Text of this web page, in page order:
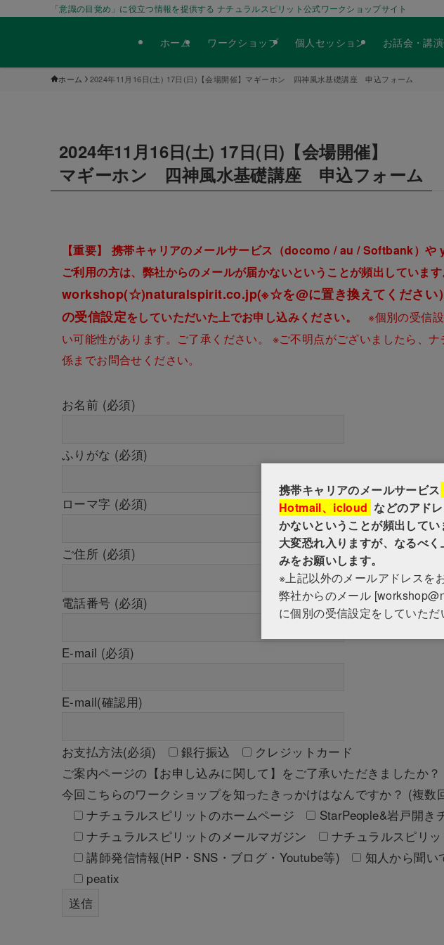
「意識の目覚め」に役立つ情報を提供する ナチュラルスピリット公式ワークショップサイト
ホーム ワークショップ 個人セッション お話会・講
ホーム 2024年11月16日(土) 17日(日)【会場開催】マギーホン 四神風水基礎講座 申込フォーム
2024年11月16日(土) 17日(日)【会場開催】
マギーホン 四神風水基礎講座 申込フォーム
【重要】
携帯キャリアのメールサービス（docomo / au / Softbank）
ご利用の方は、弊社からのメールが届かないということが頻出していま
workshop(☆)naturalspirit.co.jp(※☆を@に置き換えてください
の受信設定をしていただいた上でお申し込みください。
※個別の受信
い可能性があります。ご了承ください。 ※ご不明点がございましたら、
係までお問合せください。
お名前 (必須)
ふりがな (必須)
ローマ字 (必須)
ご住所 (必須)
電話番号 (必須)
E-mail (必須)
E-mail(確認用)
お支払方法(必須) 銀行振込
クレジットカード
ご案内ページの【お申し込みに関して】をご了承いただきましたか
今回こちらのワークショップを知ったきっかけはなんですか？ (複数
ナチュラルスピリットのホームページ
StarPeople&岩戸開き
ナチュラルスピリットのメールマガジン
ナチュラルスピリ
講師発信情報(HP・SNS・ブログ・Youtube等)
知人から聞い
peatix
携帯キャリアのメールサービス
Hotmail、icloud などのアド
かないということが頻出してい
大変恐れ入りますが、なるべ
みをお願いします。
※上記以外のメールアドレスを
弊社からのメール
に個別の受信設定をしていただ